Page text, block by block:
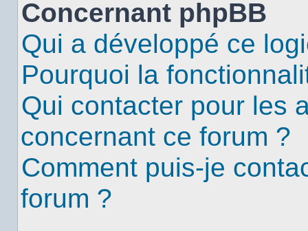
Concernant phpBB
Qui a développé ce
Pourquoi la
Qui contacter pour les
concernant ce forum ?
Comment puis-je
forum ?